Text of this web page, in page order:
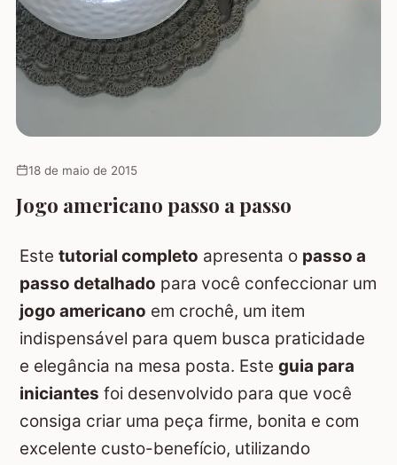
18 de maio de 2015
Jogo americano passo a passo
Este tutorial completo apresenta o passo a
passo detalhado para você confeccionar um
jogo americano em crochê, um item
indispensável para quem busca praticidade
e elegância na mesa posta. Este guia para
iniciantes foi desenvolvido para que você
consiga criar uma peça firme, bonita e com
excelente custo-benefício, utilizando